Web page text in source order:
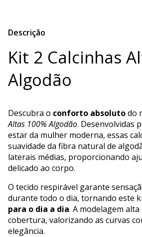
Descrição
Kit 2 Calcinhas
Algodão
Descubra o conforto absolutodo
Altas 100% Algodão. Desenvolvidas
estar da mulher moderna, essas
suavidade da fibra natural de
laterais médias, proporcionando
delicado ao corpo.
O tecido respirável garante
durante todo o dia, tornando este
para o dia a dia. A modelagem
cobertura, valorizando as curvas
elegância.